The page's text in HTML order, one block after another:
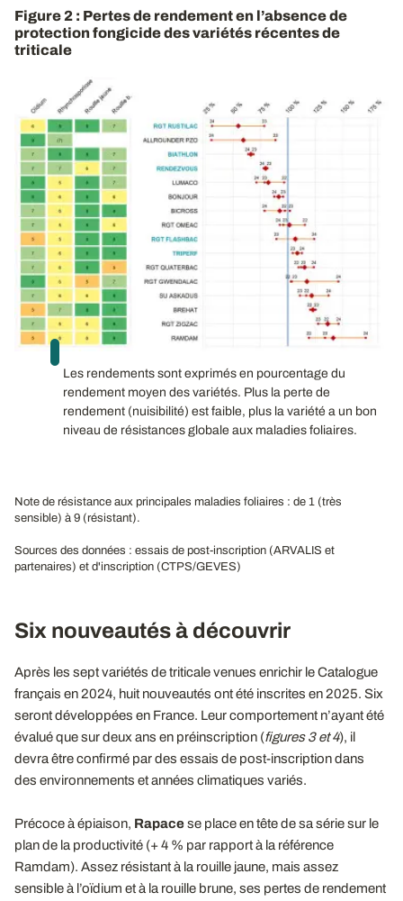
Figure 2 : Pertes de rendement en l’absence de
protection fongicide des variétés récentes de
triticale
Les rendements sont exprimés en pourcentage du
rendement moyen des variétés. Plus la perte de
rendement (nuisibilité) est faible, plus la variété a un bon
niveau de résistances globale aux maladies foliaires.
Note de résistance aux principales maladies foliaires : de 1 (très
sensible) à 9 (résistant).
Sources des données : essais de post-inscription (ARVALIS et
partenaires) et d'inscription (CTPS/GEVES)
Six nouveautés à découvrir
Après les sept variétés de triticale venues enrichir le Catalogue
français en 2024, huit nouveautés ont été inscrites en 2025. Six
seront développées en France. Leur comportement n’ayant été
évalué que sur deux ans en préinscription (figures 3 et 4), il
devra être confirmé par des essais de post-inscription dans
des environnements et années climatiques variés.
Précoce à épiaison, Rapacese place en tête de sa série sur le
plan de la productivité (+ 4 % par rapport à la référence
Ramdam). Assez résistant à la rouille jaune, mais assez
sensible à l’oïdium et à la rouille brune, ses pertes de rendement